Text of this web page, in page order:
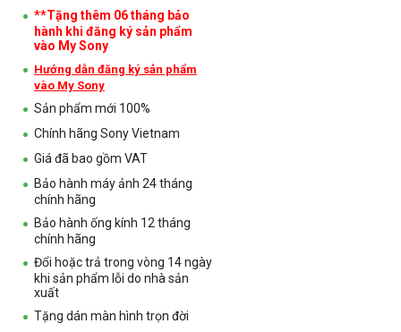
**Tặng thêm 06 tháng bảo
hành khi đăng ký sản phẩm
vào My Sony
Hướng dẫn đăng ký sản phẩm
vào My Sony
Sản phẩm mới 100%
Chính hãng Sony Vietnam
Giá đã bao gồm VAT
Bảo hành máy ảnh 24 tháng
chính hãng
Bảo hành ống kính 12 tháng
chính hãng
Đổi hoặc trả trong vòng 14 ngày
khi sản phẩm lỗi do nhà sản
xuất
Tặng dán màn hình trọn đời